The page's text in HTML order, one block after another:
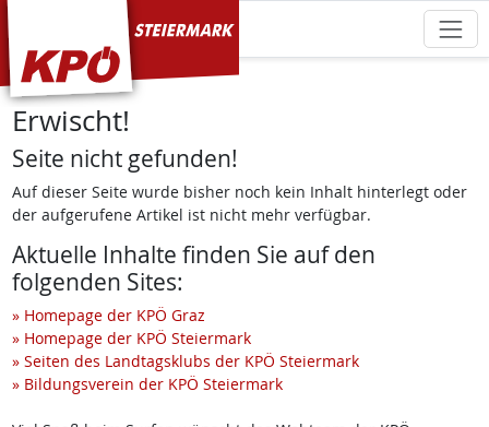
KPÖ Steiermark
Erwischt!
Seite nicht gefunden!
Auf dieser Seite wurde bisher noch kein Inhalt hinterlegt oder
der aufgerufene Artikel ist nicht mehr verfügbar.
Aktuelle Inhalte finden Sie auf den
folgenden Sites:
» Homepage der KPÖ Graz
» Homepage der KPÖ Steiermark
» Seiten des Landtagsklubs der KPÖ Steiermark
» Bildungsverein der KPÖ Steiermark